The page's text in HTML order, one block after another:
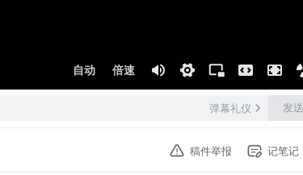
自动 倍速
弹幕礼仪 发送
稿件举报 记笔记